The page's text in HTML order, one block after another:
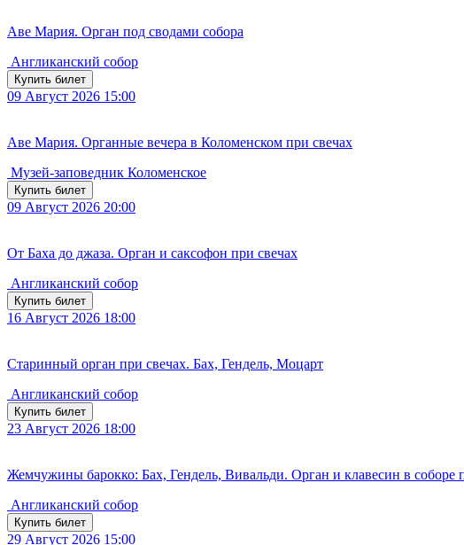
Аве Мария. Орган под сводами собора
Англиканский собор
Купить билет
09 Август 2026 15:00
Аве Мария. Органные вечера в Коломенском при свечах
Музей-заповедник Коломенское
Купить билет
09 Август 2026 20:00
От Баха до джаза. Орган и саксофон при свечах
Англиканский собор
Купить билет
16 Август 2026 18:00
Старинный орган при свечах. Бах, Гендель, Моцарт
Англиканский собор
Купить билет
23 Август 2026 18:00
Жемчужины барокко: Бах, Гендель, Вивальди. Орган и клавесин в соборе
Англиканский собор
Купить билет
29 Август 2026 15:00